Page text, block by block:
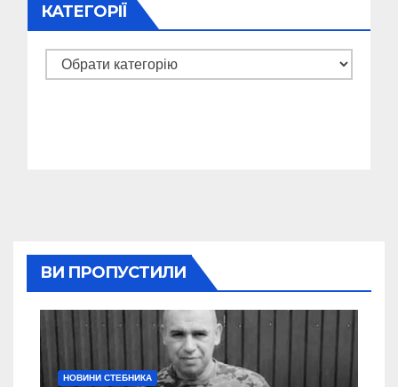
КАТЕГОРІЇ
Категорії
ВИ ПРОПУСТИЛИ
НОВИНИ СТЕБНИКА